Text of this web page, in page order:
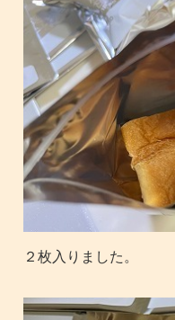
２枚入りました。